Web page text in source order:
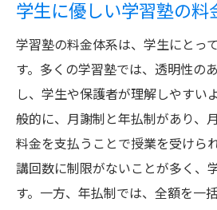
固定費と変動費の違いを
年間費用を計算して予算
料金プランのカスタマ
学習を
タイムセールやキャンペ
フレキシブルな支払い方
コストパフォーマンス重視
学生に優しい学習塾の料
学習塾の料金体系は、学生にとっ
す。多くの学習塾では、透明性の
し、学生や保護者が理解しやすい
般的に、月謝制と年払制があり、
料金を支払うことで授業を受けら
講回数に制限がないことが多く、
す。一方、年払制では、全額を一